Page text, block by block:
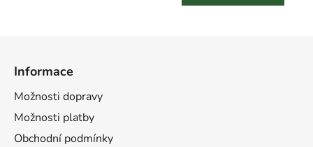
Informace
Možnosti dopravy
Možnosti platby
Obchodní podmínky